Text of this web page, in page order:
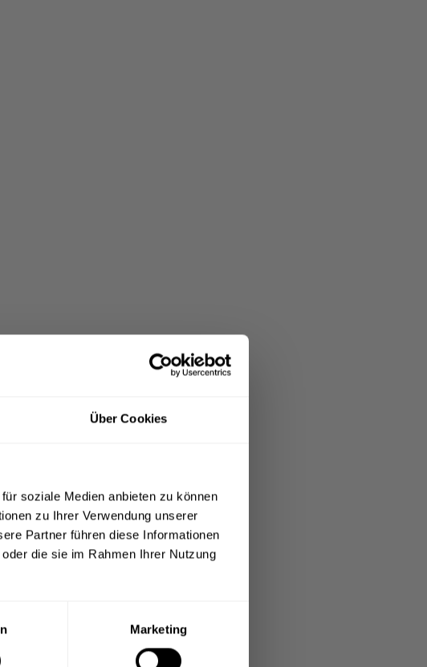
Über Cookies
soziale Medien anbieten zu können
zu Ihrer Verwendung unserer
Partner führen diese Informationen
die sie im Rahmen Ihrer Nutzung
Marketing